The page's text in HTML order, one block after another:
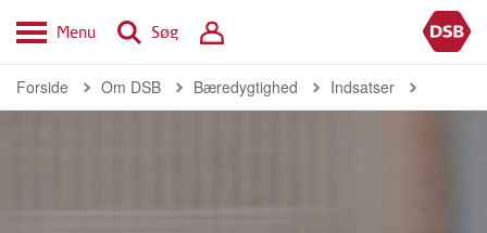
Menu Søg
Forside Om DSB Bæredygtighed Indsatser